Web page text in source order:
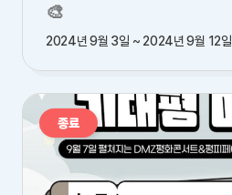
🎨
2024년 9월 3일 ~ 2024년 9월 12일
종료